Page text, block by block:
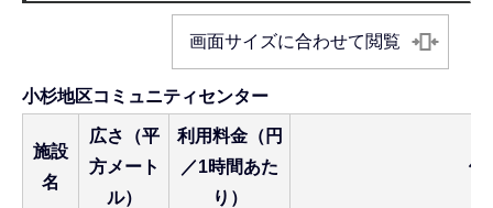
画面サイズに合わせて閲覧
小杉地区コミュニティセンター
施設
名
広さ（平
方メート
ル）
利用料金（円
／1時間あた
り）
備